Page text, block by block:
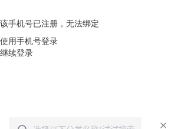
该手机号已注册，无法绑定
使用手机号登录
继续登录